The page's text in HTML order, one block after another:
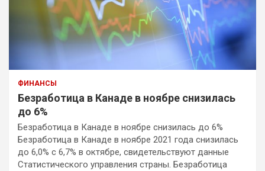
ФИНАНСЫ
Безработица в Канаде в ноябре снизилась
до 6%
Безработица в Канаде в ноябре снизилась до 6%
Безработица в Канаде в ноябре 2021 года снизилась
до 6,0% с 6,7% в октябре, свидетельствуют данные
Статистического управления страны. Безработица